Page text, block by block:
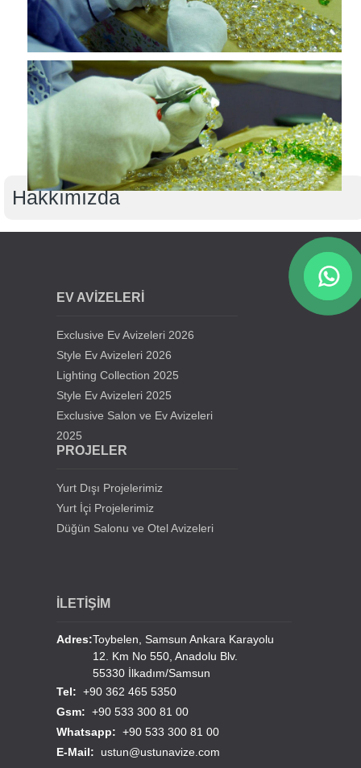
Hakkımızda
EV AVİZELERİ
Exclusive Ev Avizeleri 2026
Style Ev Avizeleri 2026
Lighting Collection 2025
Style Ev Avizeleri 2025
Exclusive Salon ve Ev Avizeleri
2025
PROJELER
Yurt Dışı Projelerimiz
Yurt İçi Projelerimiz
Düğün Salonu ve Otel Avizeleri
İLETİŞİM
Adres:Toybelen, Samsun Ankara Karayolu
12. Km No 550, Anadolu Blv.
55330 İlkadım/Samsun
Tel:+90 362 465 5350
Gsm:+90 533 300 81 00
Whatsapp:+90 533 300 81 00
E-Mail: ustun@ustunavize.com